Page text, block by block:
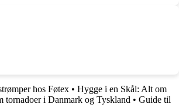
hos Føtex • Hygge i en Skål: Alt om
tornadoer i Danmark og Tyskland • Guide til